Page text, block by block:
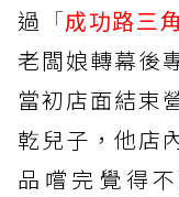
過 「成功路三
老闆娘轉幕後
當初店面結束
乾兒子，他店
品嚐完覺得